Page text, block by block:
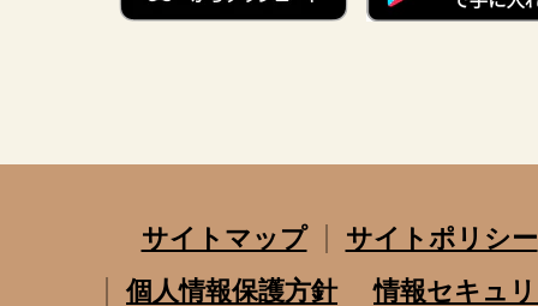
サイトマップ
サイトポリシー
個人情報保護方針
情報セキュ